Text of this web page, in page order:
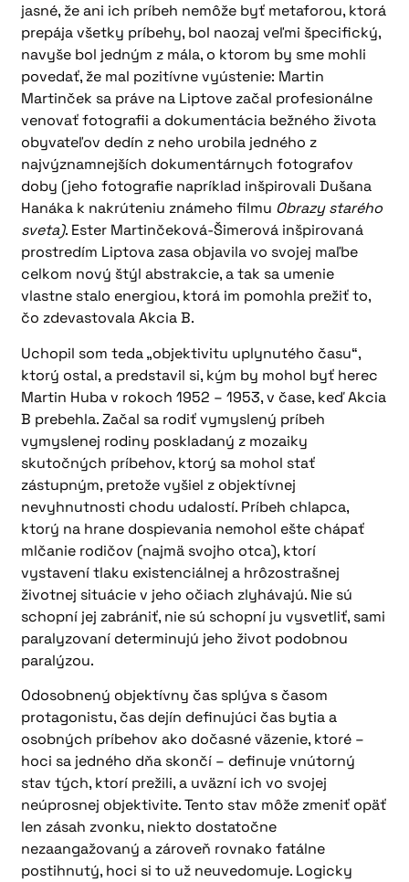
jasné, že ani ich príbeh nemôže byť metaforou, ktorá
prepája všetky príbehy, bol naozaj veľmi špecifický,
navyše bol jedným z mála, o ktorom by sme mohli
povedať, že mal pozitívne vyústenie: Martin
Martinček sa práve na Liptove začal profesionálne
venovať fotografii a dokumentácia bežného života
obyvateľov dedín z neho urobila jedného z
najvýznamnejších dokumentárnych fotografov
doby (jeho fotografie napríklad inšpirovali Dušana
Hanáka k nakrúteniu známeho filmu Obrazy starého
sveta). Ester Martinčeková-Šimerová inšpirovaná
prostredím Liptova zasa objavila vo svojej maľbe
celkom nový štýl abstrakcie, a tak sa umenie
vlastne stalo energiou, ktorá im pomohla prežiť to,
čo zdevastovala Akcia B.
Uchopil som teda „objektivitu uplynutého času“,
ktorý ostal, a predstavil si, kým by mohol byť herec
Martin Huba v rokoch 1952 – 1953, v čase, keď Akcia
B prebehla. Začal sa rodiť vymyslený príbeh
vymyslenej rodiny poskladaný z mozaiky
skutočných príbehov, ktorý sa mohol stať
zástupným, pretože vyšiel z objektívnej
nevyhnutnosti chodu udalostí. Príbeh chlapca,
ktorý na hrane dospievania nemohol ešte chápať
mlčanie rodičov (najmä svojho otca), ktorí
vystavení tlaku existenciálnej a hrôzostrašnej
životnej situácie v jeho očiach zlyhávajú. Nie sú
schopní jej zabrániť, nie sú schopní ju vysvetliť, sami
paralyzovaní determinujú jeho život podobnou
paralýzou.
Odosobnený objektívny čas splýva s časom
protagonistu, čas dejín definujúci čas bytia a
osobných príbehov ako dočasné väzenie, ktoré –
hoci sa jedného dňa skončí – definuje vnútorný
stav tých, ktorí prežili, a uväzní ich vo svojej
neúprosnej objektivite. Tento stav môže zmeniť opäť
len zásah zvonku, niekto dostatočne
nezaangažovaný a zároveň rovnako fatálne
postihnutý, hoci si to už neuvedomuje. Logicky